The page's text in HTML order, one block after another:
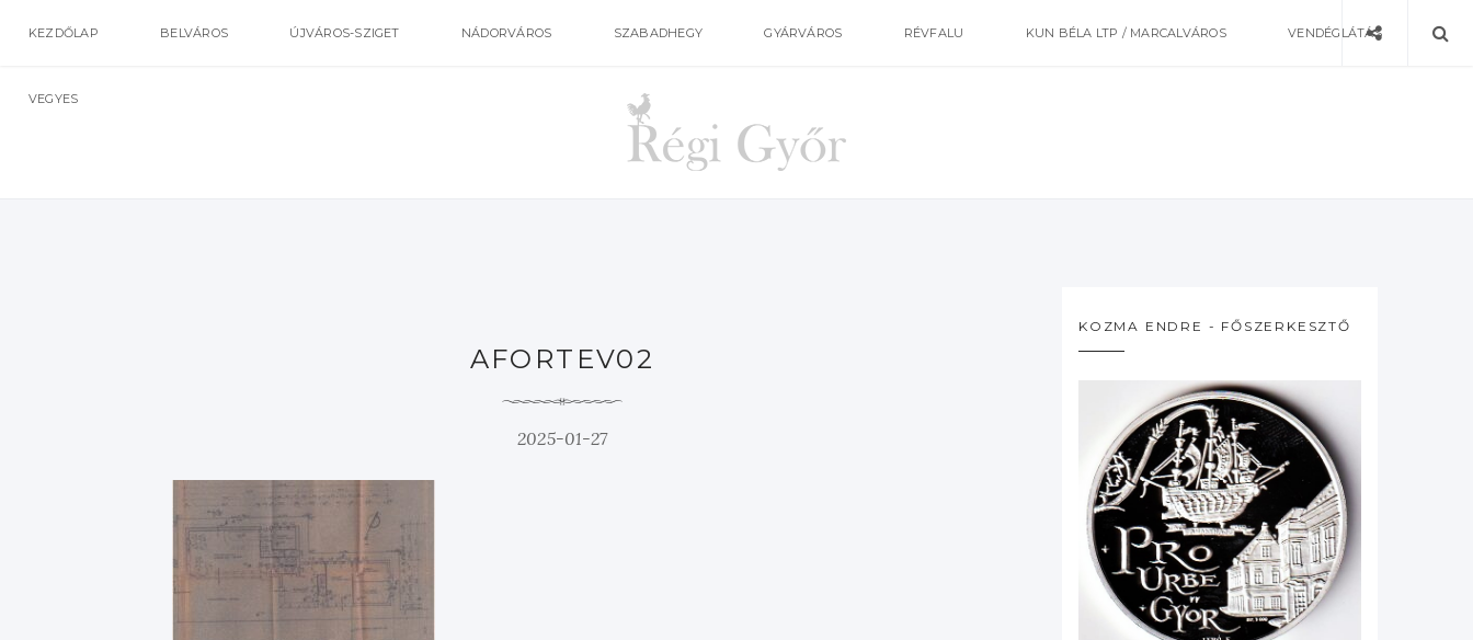
KEZDŐLAP BELVÁROS ÚJVÁROS-SZIGET NÁDORVÁROS SZABADHEGY GYÁRVÁROS RÉVFALU KUN BÉLA LTP / MARCALVÁROS VENDÉGLÁTÁS
VEGYES
AFORTEV02
2025-01-27
KOZMA ENDRE - FŐSZERKESZTŐ